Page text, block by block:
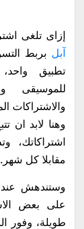
إزاى تلغى
آبل بربط
تطبيق
للموسيقى
والاشتراكات
وهنا لابد ان
اشتراكاتك،
مقابلا كل شهر.
وستندهش
على بعض
طويلة، وفور